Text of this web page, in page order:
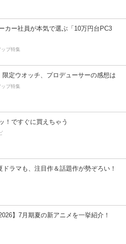
カー社員が本気で選ぶ「10万円台PC3
ップ特集
限定ウオッチ、プロデューサーの感想は
ップ特集
！ですぐに買えちゃう
ドラマも、注目作＆話題作が勢ぞろい！
】7月期夏の新アニメを一挙紹介！